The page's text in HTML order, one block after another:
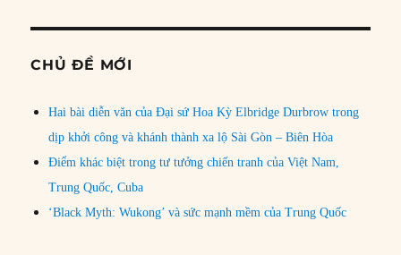
CHỦ ĐỀ MỚI
Hai bài diễn văn của Đại sứ Hoa Kỳ Elbridge Durbrow trong
dịp khởi công và khánh thành xa lộ Sài Gòn – Biên Hòa
Điểm khác biệt trong tư tưởng chiến tranh của Việt Nam,
Trung Quốc, Cuba
‘Black Myth: Wukong’ và sức mạnh mềm của Trung Quốc